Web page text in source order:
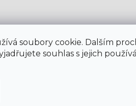
soubory cookie. Dalším
souhlas s jejich